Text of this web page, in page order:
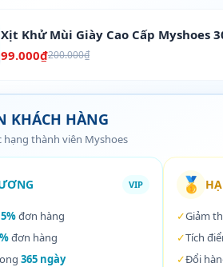
Xịt Khử Mùi Giày Cao Cấp Myshoes
99.000₫200.000₫
KHÁCH HÀNG
hạng thành viên Myshoes
VIP
5%đơn hàng
đơn hàng
365 ngày
🥇
✓Giảm
✓Tích
✓Đổi